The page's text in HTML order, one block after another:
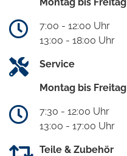
7:00 - 12:00 Uhr
13:00 - 18:00 Uhr
Service
Montag bis Freitag
7:30 - 12:00 Uhr
13:00 - 17:00 Uhr
Teile & Zubehör